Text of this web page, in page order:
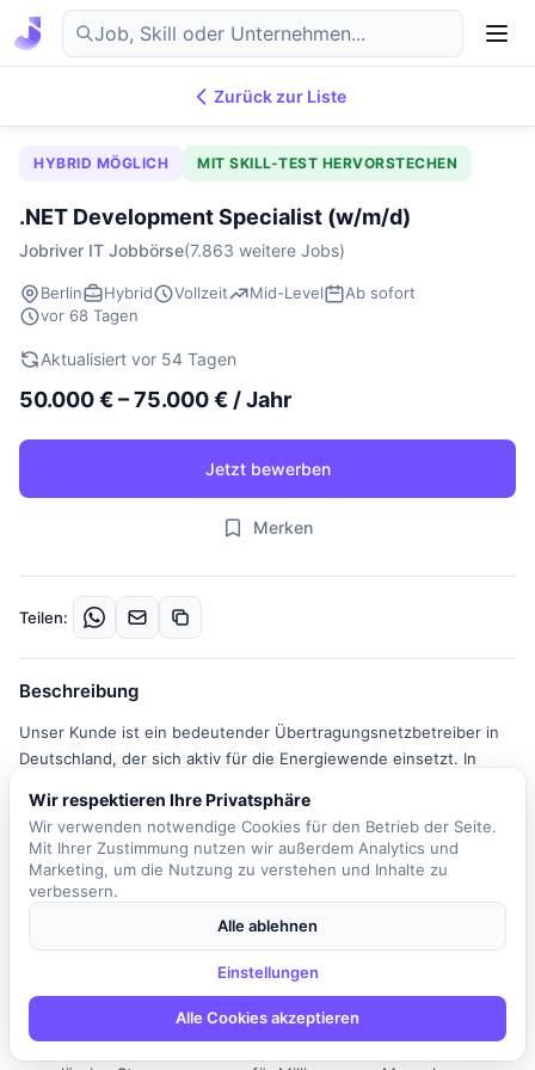
DE
Zurück zur Liste
HYBRID MÖGLICH MIT SKILL-TEST HERVORSTECHEN
.NET Development Specialist (w/m/d)
Jobriver IT Jobbörse(7.863 weitere Jobs)
Berlin Hybrid Vollzeit Mid-Level
Ab sofort
vor 68 Tagen
Aktualisiert vor 54 Tagen
50.000 € – 75.000 € / Jahr
Jetzt bewerben
Merken
Teilen:
Beschreibung
Unser Kunde ist ein bedeutender Übertragungsnetzbetreiber in
Deutschland, der sich aktiv für die Energiewende einsetzt. In
und maßgeschneiderte Softwareanwendungen zu entwickeln, die
den spezifischen Geschäftsanforderungen des Unternehmens
gerecht werden. Ihre Rolle als .NET Development Specialist
umfasst die Erstellung von sauberem und effizientem Code sowie
die Entwicklung neuer Programme und Systeme. Sie werden auch
bestehende Softwarelösungen professionell warten und
regelmäßig aktualisieren, um den Anforderungen von Kunden und
Unternehmen gerecht zu werden. Zudem sind Sie für die Analyse
und das Testen von Programmen und Produkten vor dem
offiziellen Launch verantwortlich. Ihre Arbeit trägt dazu bei, eine
Wir respektieren Ihre Privatsphäre
Wir verwenden notwendige Cookies für den Betrieb der Seite.
Mit Ihrer Zustimmung nutzen wir außerdem Analytics und
Marketing, um die Nutzung zu verstehen und Inhalte zu
verbessern.
Alle ablehnen
Einstellungen
Alle Cookies akzeptieren